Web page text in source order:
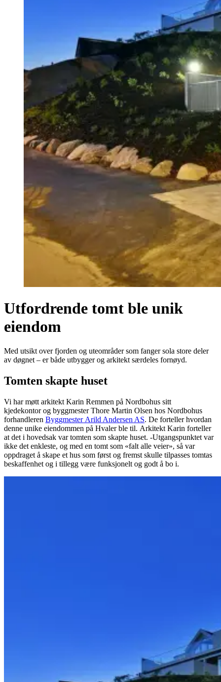
Utfordrende tomt ble unik
eiendom
Med utsikt over fjorden og uteområder som fanger sola store deler
av døgnet – er både utbygger og arkitekt særdeles fornøyd.
Tomten skapte huset
Vi har møtt arkitekt Karin Remmen på Nordbohus sitt
kjedekontor og byggmester Thore Martin Olsen hos Nordbohus
forhandleren Byggmester Arild Andersen AS. De forteller hvordan
denne unike eiendommen på Hvaler ble til. Arkitekt Karin forteller
at det i hovedsak var tomten som skapte huset. -Utgangspunktet var
ikke det enkleste, og med en tomt som «falt alle veier», så var
oppdraget å skape et hus som først og fremst skulle tilpasses tomtas
beskaffenhet og i tillegg være funksjonelt og godt å bo i.